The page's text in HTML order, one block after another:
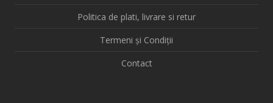
Politica de plati, livrare si retur
Termeni și Condiții
Contact